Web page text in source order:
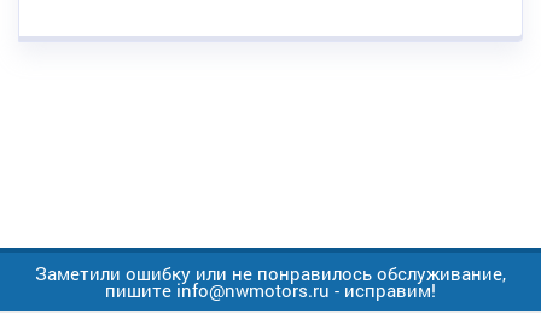
Заметили ошибку или не понравилось обслуживание,
пишите info@nwmotors.ru - исправим!